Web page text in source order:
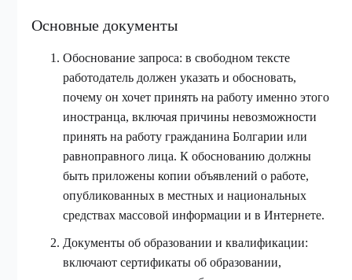
Основные документы
Обоснование запроса: в свободном тексте
работодатель должен указать и обосновать,
почему он хочет принять на работу именно этого
иностранца, включая причины невозможности
принять на работу гражданина Болгарии или
равноправного лица. К обоснованию должны
быть приложены копии объявлений о работе,
опубликованных в местных и национальных
средствах массовой информации и в Интернете.
Документы об образовании и квалификации:
включают сертификаты об образовании,